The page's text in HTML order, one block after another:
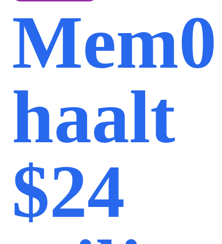
Mem0
haalt
$24